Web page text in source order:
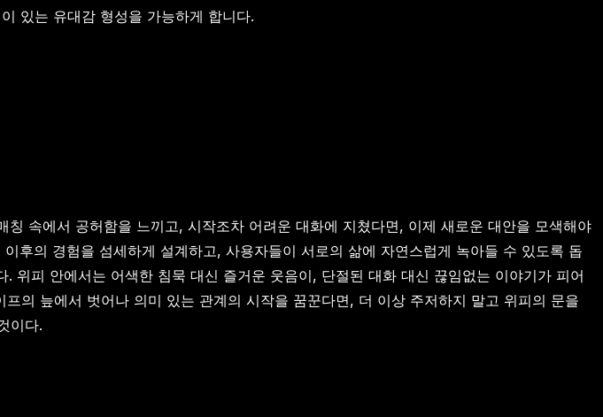
있는 유대감 형성을 가능하게 합니다.
속에서 공허함을 느끼고, 시작조차 어려운 대화에 지쳤다면, 이제 새로운 대안을 모색해야
후의 경험을 섬세하게 설계하고, 사용자들이 서로의 삶에 자연스럽게 녹아들 수 있도록 돕
. 위피 안에서는 어색한 침묵 대신 즐거운 웃음이, 단절된 대화 대신 끊임없는 이야기가 피어
프의 늪에서 벗어나 의미 있는 관계의 시작을 꿈꾼다면, 더 이상 주저하지 말고 위피의 문을
이다.